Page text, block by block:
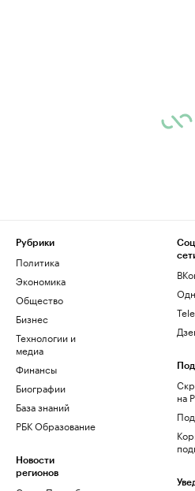
Рубрики
Политика
Экономика
Общество
Бизнес
Технологии и
медиа
Финансы
Биографии
База знаний
РБК Образование
Новости
регионов
на